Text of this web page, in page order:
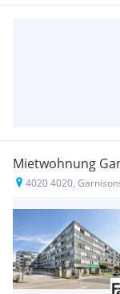
Mietwohnung
4020 4020,